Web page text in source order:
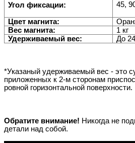
Угол фиксации: 45,
Цвет магнита:
Вес магнита:
1 кг
Удерживаемый вес:
До
*Указаный удерживаемый вес - это
приложенных к 2-м сторонам
ровной горизонтальной поверхности.
Обратите внимание! Никогда не
детали над собой.